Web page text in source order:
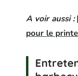
A voir aussi :
pour le